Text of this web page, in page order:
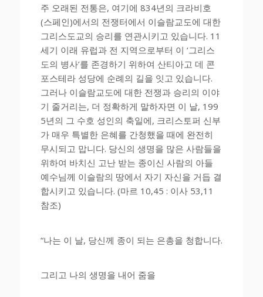
주 오래된 전통은, 여기에 834년의 크라비호
(스페인)에서의 전쟁터에서 이슬람교도에 대한
그리스도교의 승리를 연관시키고 있습니다. 11
세기 이래 유럽과 전 지역으로부터 이 ‘그리스
도의 병사’를 존경하기 위하여 산티아고 데 콘
포스테라 성당에 순례의 길을 잇고 있습니다.
그러나 이슬람교도에 대한 전쟁과 승리의 이야
기 줄거리는, 더 정확하게 말하자면 이 날, 199
5년의 그 수호 성인의 축일에, 크리스토퍼 신부
가 매우 특별한 은혜를 간청했을 때에 완전히
무시되고 맙니다. 당신의 생명을 많은 사람들을
위하여 바치신 고난 받는 종이신 사람의 아들
예수님께 이슬람의 땅에서 자기 자신을 거듭 결
합시키고 있습니다. (마르 10,45 : 이사 53,11
참조)
“나는 이 날, 당신께 종이 되는 은총을 청합니다.
그리고 나의 생명을 내어 줌을